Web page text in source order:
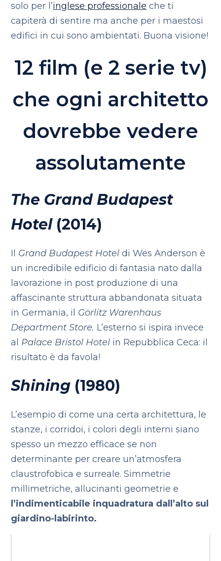
solo per l’inglese professionale che ti
capiterà di sentire ma anche per i maestosi
edifici in cui sono ambientati. Buona visione!
12 film (e 2 serie tv)
che ogni architetto
dovrebbe vedere
assolutamente
The Grand Budapest
Hotel (2014)
Il Grand Budapest Hotel di Wes Anderson è
un incredibile edificio di fantasia nato dalla
lavorazione in post produzione di una
affascinante struttura abbandonata situata
in Germania, il Görlitz Warenhaus
Department Store. L’esterno si ispira invece
al Palace Bristol Hotel in Repubblica Ceca: il
risultato è da favola!
Shining (1980)
L’esempio di come una certa architettura, le
stanze, i corridoi, i colori degli interni siano
spesso un mezzo efficace se non
determinante per creare un’atmosfera
claustrofobica e surreale. Simmetrie
millimetriche, allucinanti geometrie e
l’indimenticabile inquadratura dall’alto sul
giardino-labirinto.